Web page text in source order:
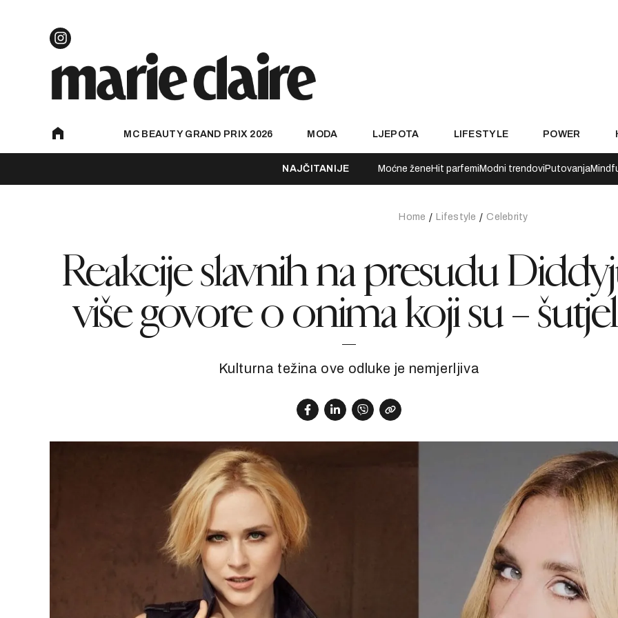
MC BEAUTY GRAND PRIX 2026 MODA LJEPOTA LIFESTYLE POWER
NAJČITANIJE Moćne žene Hit parfemi Modni trendovi Putovanja
Home Lifestyle Celebrity
Reakcije slavnih na presudu
više govore o onima koji su –
Kulturna težina ove odluke je nemjerljiva